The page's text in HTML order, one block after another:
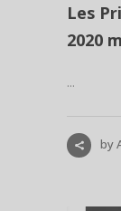
Les
2020
...
by